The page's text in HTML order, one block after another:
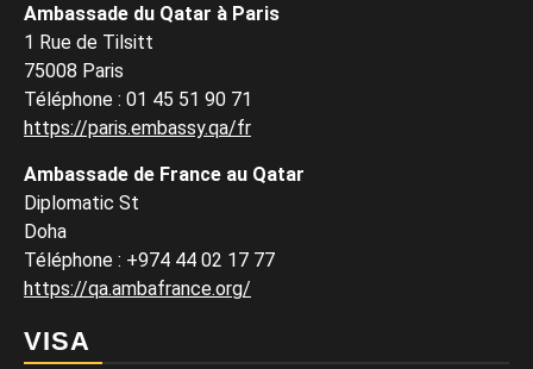
Ambassade du Qatar à Paris
1 Rue de Tilsitt
75008 Paris
Téléphone : 01 45 51 90 71
https://paris.embassy.qa/fr
Ambassade de France au Qatar
Diplomatic St
Doha
Téléphone : +974 44 02 17 77
https://qa.ambafrance.org/
VISA